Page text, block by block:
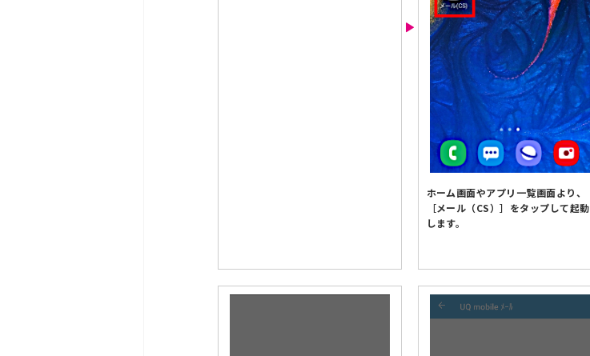
ホーム画面やアプリ一覧画面より、
［メール（CS）］をタップして起動
します。